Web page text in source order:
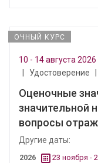
ОЧНЫЙ КУРС
10 - 14 августа 2026
Удостоверение
Оценочные
значительной
вопросы
Другие даты:
2026 23 ноября -